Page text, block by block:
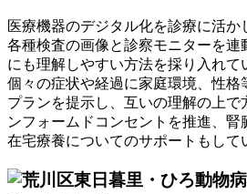
医療機器のデジタル化を診療に活か
各種検査の画像と診察モニターを連
にも理解しやすい方法を採り入れて
個々の症状や経過に家庭環境、性格
プランを提示し、互いの理解の上で
ンフォームドコンセントを推進、腎
在宅療養についてのサポートもして